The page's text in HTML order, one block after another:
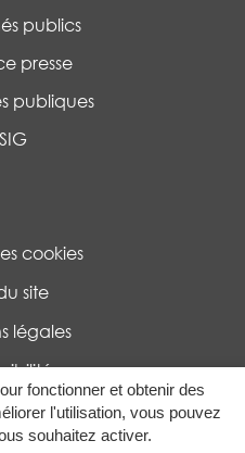
fonctionner et obtenir des
l'utilisation, vous pouvez
souhaitez activer.
publics
presse
publiques
SIG
cookies
site
légales